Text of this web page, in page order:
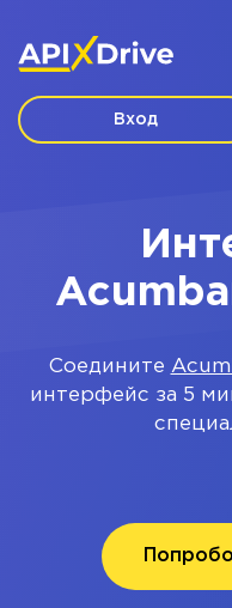
Вход
Соедините
интерфейс за 5